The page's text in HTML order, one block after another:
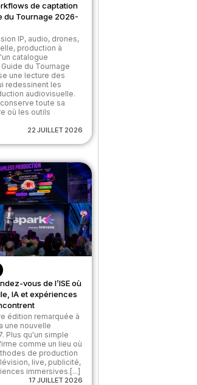
de captation
du Tournage 2026-
IP, audio, drones,
production à
catalogue
du Tournage
une lecture des
redessinent les
audiovisuelle.
toute sa
où les outils
22 JUILLET 2026
vous de l’ISE où
IA et expériences
édition remarquée à
une nouvelle
Plus qu'un simple
comme un lieu où
de production
live, publicité,
immersives.[...]
17 JUILLET 2026